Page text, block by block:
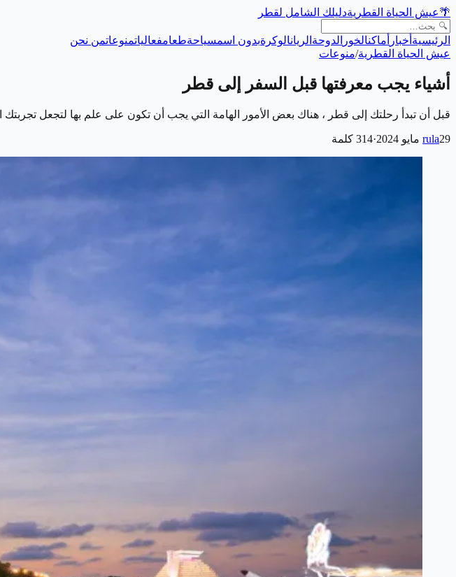
🌴عيش الحياة القطريةدليلك الشامل لقطر
الرئيسية أخبار أماكنالخور الدوحة الريانالوكرةبدون اسمسياحةطعامفعالياتمنوعاتمن نحن
عيش الحياة القطرية/منوعات
أشياء يجب معرفتها قبل السفر إلى قطر
قبل أن تبدأ رحلتك إلى قطر ، هناك بعض الأمور الهامة التي يجب أن تكون على علم بها لتجعل
rula29 مايو 2024 ·
314 كلمة